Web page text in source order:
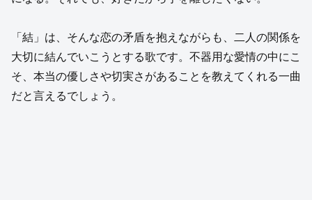
「結」は、そんな恋の矛盾を抱えながらも、二人の関係を
大切に結んでいこうとする歌です。不器用な愛情の中にこ
そ、本当の優しさや切実さがあることを教えてくれる一曲
だと言えるでしょう。